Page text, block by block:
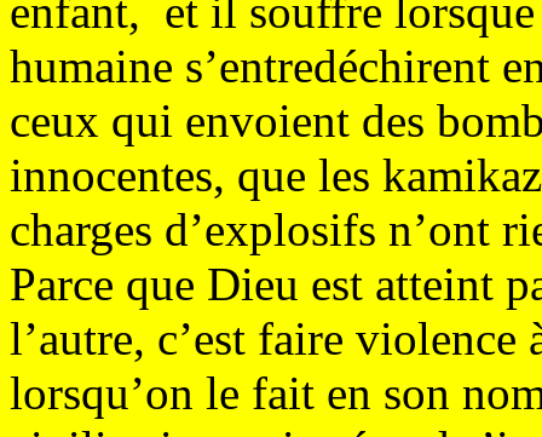
enfant, et il souffre
humaine s’entredéchirent
ceux qui envoient des
innocentes, que les
charges d’explosifs n’ont
Parce que Dieu est atteint
l’autre, c’est faire
lorsqu’on le fait en son